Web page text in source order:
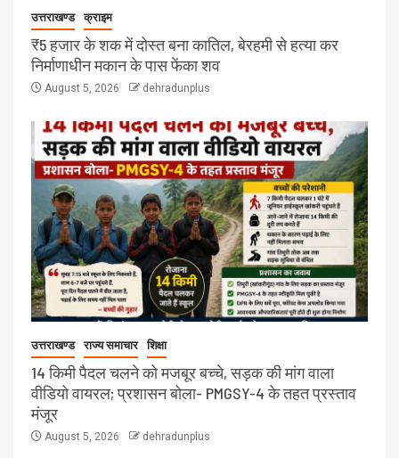
उत्तराखण्ड क्राइम
₹5 हजार के शक में दोस्त बना कातिल, बेरहमी से हत्या कर
निर्माणाधीन मकान के पास फेंका शव
August 5, 2026 dehradunplus
उत्तराखण्ड राज्य समाचार शिक्षा
14 किमी पैदल चलने को मजबूर बच्चे, सड़क की मांग वाला
वीडियो वायरल; प्रशासन बोला- PMGSY-4 के तहत प्रस्ताव
मंजूर
August 5, 2026 dehradunplus